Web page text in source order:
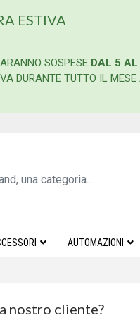
ESTIVA
SOSPESE DAL 5
DURANTE TUTTO IL MESE
AUTOMAZIONI
nostro cliente?